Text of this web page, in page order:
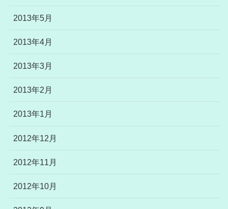
2013年5月
2013年4月
2013年3月
2013年2月
2013年1月
2012年12月
2012年11月
2012年10月